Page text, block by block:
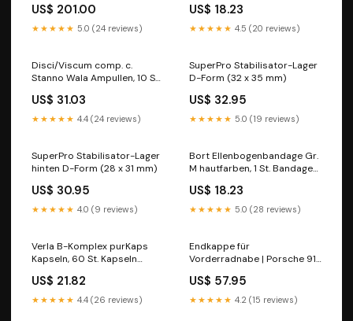
US$ 201.00
★★★★★ 5.0 (24 reviews)
US$ 18.23
★★★★★ 4.5 (20 reviews)
Disci/Viscum comp. c.
Stanno Wala Ampullen, 10 St.
Packungsgröße_4X1.7 g
US$ 31.03
★★★★★ 4.4 (24 reviews)
SuperPro Stabilisator-Lager
D-Form (32 x 35 mm)
US$ 32.95
★★★★★ 5.0 (19 reviews)
SuperPro Stabilisator-Lager
hinten D-Form (28 x 31 mm)
US$ 30.95
★★★★★ 4.0 (9 reviews)
Bort Ellenbogenbandage Gr.
M hautfarben, 1 St. Bandage
Co. KG
US$ 18.23
★★★★★ 5.0 (28 reviews)
Verla B-Komplex purKaps
Kapseln, 60 St. Kapseln
US$ 21.82
★★★★★ 4.4 (26 reviews)
Endkappe für
Vorderradnabe | Porsche 911
US$ 57.95
★★★★★ 4.2 (15 reviews)